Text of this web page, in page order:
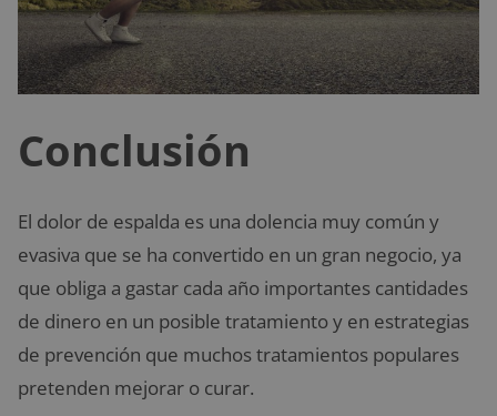
Conclusión
El dolor de espalda es una dolencia muy común y
evasiva que se ha convertido en un gran negocio, ya
que obliga a gastar cada año importantes cantidades
de dinero en un posible tratamiento y en estrategias
de prevención que muchos tratamientos populares
pretenden mejorar o curar.